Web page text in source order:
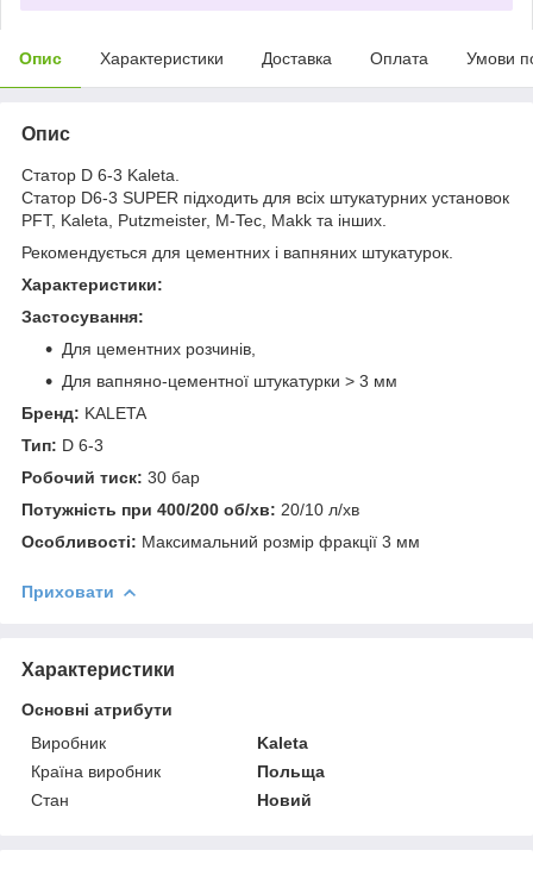
Опис Характеристики Доставка Оплата Умови
Опис
Статор D 6-3 Kaleta.
Статор D6-3 SUPER підходить для всіх штукатурних установок
PFT, Kaleta, Putzmeister, M-Tec, Makk та інших.
Рекомендується для цементних і вапняних штукатурок.
Характеристики:
Застосування:
Для цементних розчинів,
Для вапняно-цементної штукатурки > 3 мм
Бренд: KALETA
Тип: D 6-3
Робочий тиск: 30 бар
Потужність при 400/200 об/хв: 20/10 л/хв
Особливості: Максимальний розмір фракції 3 мм
Приховати
Характеристики
Основні атрибути
Виробник
Kaleta
Країна виробник
Польща
Стан
Новий